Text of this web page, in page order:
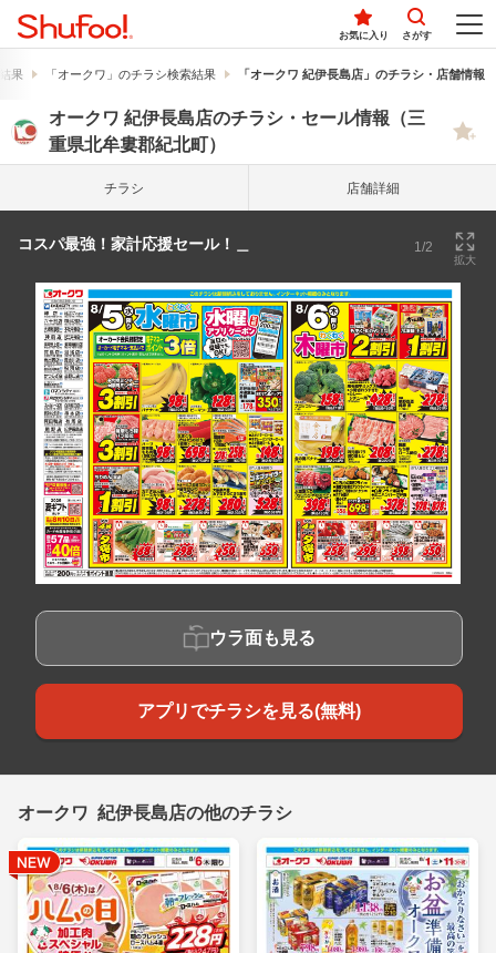
お気に入り さがす
果 「オークワ」のチラシ検索結果 「オークワ 紀伊長島店」のチラシ・店舗情報
オークワ 紀伊長島店のチラシ・セール情報（三
重県北牟婁郡紀北町）
チラシ 店舗詳細
コスパ最強！家計応援セール！＿ 1/2
拡大
ウラ面も見る
アプリでチラシを見る(無料)
オークワ 紀伊長島店の他のチラシ